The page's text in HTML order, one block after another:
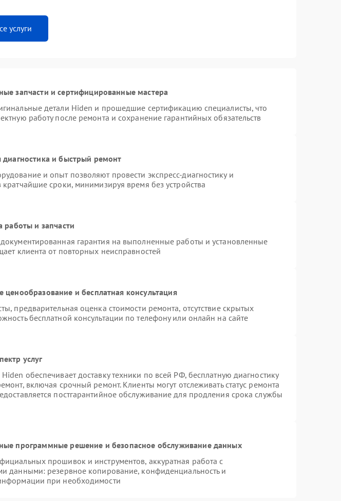
услуги
запчасти и сертифицированные мастера
детали Hiden и прошедшие сертификацию специалисты, что
работу после ремонта и сохранение гарантийных обязательств
диагностика и быстрый ремонт
и опыт позволяют провести экспресс-диагностику и
кратчайшие сроки, минимизируя время без устройства
работы и запчасти
документированная гарантия на выполненные работы и установленные
клиента от повторных неисправностей
ценообразование и бесплатная консультация
предварительная оценка стоимости ремонта, отсутствие скрытых
бесплатной консультации по телефону или онлайн на сайте
услуг
обеспечивает доставку техники по всей РФ, бесплатную диагностику
включая срочный ремонт. Клиенты могут отслеживать статус ремонта
постгарантийное обслуживание для продления срока службы
программные решение и безопасное обслуживание данных
прошивок и инструментов, аккуратная работа с
данными: резервное копирование, конфиденциальность и
при необходимости